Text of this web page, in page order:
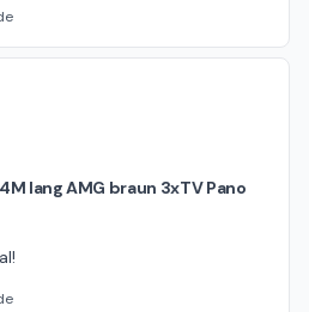
lang AMG braun 3xTV Pano